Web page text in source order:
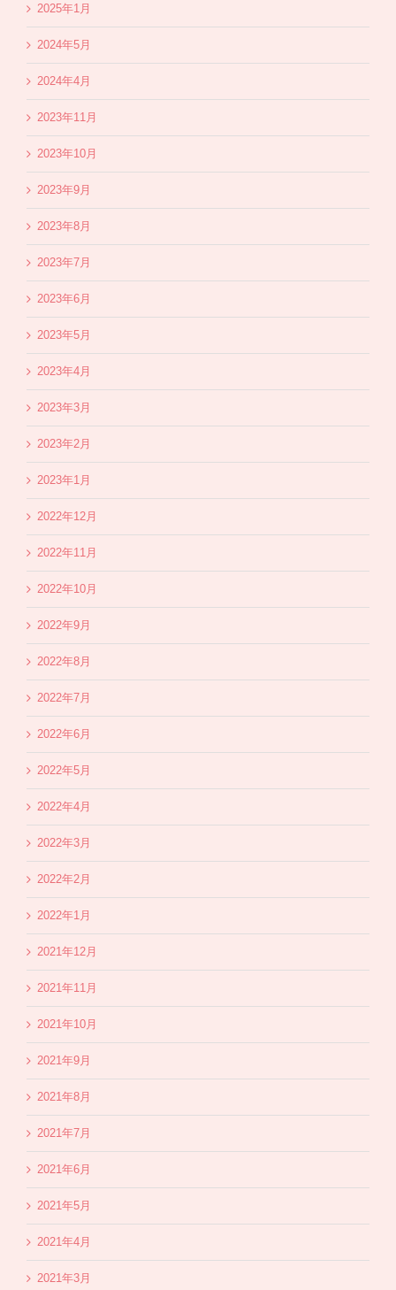
2025年1月
2024年5月
2024年4月
2023年11月
2023年10月
2023年9月
2023年8月
2023年7月
2023年6月
2023年5月
2023年4月
2023年3月
2023年2月
2023年1月
2022年12月
2022年11月
2022年10月
2022年9月
2022年8月
2022年7月
2022年6月
2022年5月
2022年4月
2022年3月
2022年2月
2022年1月
2021年12月
2021年11月
2021年10月
2021年9月
2021年8月
2021年7月
2021年6月
2021年5月
2021年4月
2021年3月